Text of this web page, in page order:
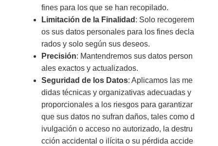
fines para los que se han recopilado.
Limitación de la Finalidad : Solo recogerem
os sus datos personales para los fines decla
rados y solo según sus deseos.
Precisión: Mantendremos sus datos person
ales exactos y actualizados.
Seguridad de los Datos: Aplicamos las me
didas técnicas y organizativas adecuadas y
proporcionales a los riesgos para garantizar
que sus datos no sufran daños, tales como d
ivulgación o acceso no autorizado, la destru
cción accidental o ilícita o su pérdida accide